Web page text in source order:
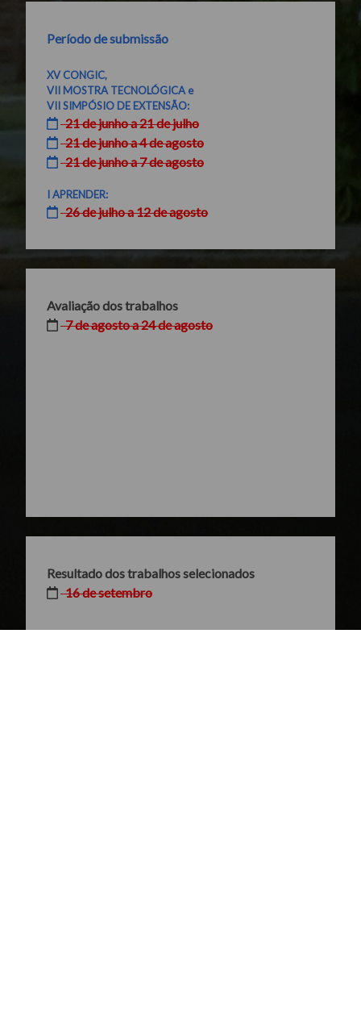
Período de submissão
XV CONGIC,
VII MOSTRA TECNOLÓGICA e
VII SIMPÓSIO DE EXTENSÃO:
21 de junho a 21 de julho
21 de junho a 4 de agosto
21 de junho a 7 de agosto
I APRENDER:
26 de julho a 12 de agosto
Avaliação dos trabalhos
7 de agosto a 24 de agosto
Resultado dos trabalhos selecionados
16 de setembro